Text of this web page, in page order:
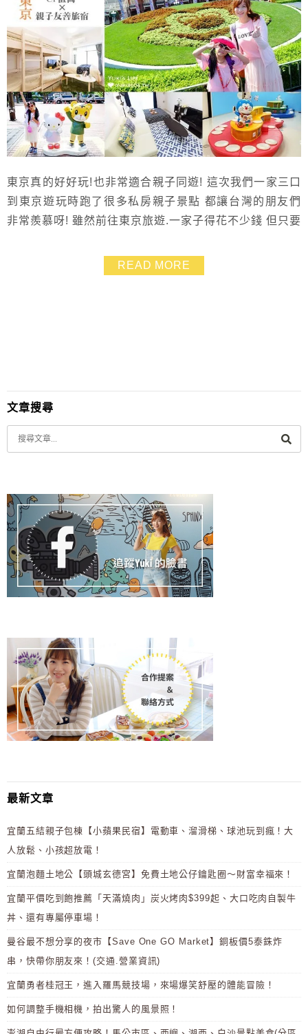
東京真的好好玩!也非常適合親子同遊! 這次我們一家三口
到東京遊玩時跑了很多私房親子景點 都讓台灣的朋友們
非常羨慕呀! 雖然前往東京旅遊.一家子得花不少錢 但只要
大家精選AsiaYo十間CP值高又適合親子入住的東京民宿
不但空間比一般飯店來得更大.還有洗衣機及廚房可以使
READ MORE
文章搜尋
最新文章
宜蘭五結親子包棟【小蘋果民宿】電動車、溜滑梯、球池玩到瘋！大
人放鬆、小孩超放電！
宜蘭泡麵土地公【頭城玄德宮】免費土地公仔鑰匙圈～財富幸福來！
宜蘭平價吃到飽推薦「天滿燒肉」炭火烤肉$399起、大口吃肉自製牛
丼、還有專屬停車場！
曼谷最不想分享的夜市【Save One GO Market】銅板價5泰銖炸
串，快帶你朋友來！(交通.營業資訊)
宜蘭勇者桂冠王，進入羅馬競技場，來場爆笑舒壓的體能冒險！
如何調整手機相機，拍出驚人的風景照！